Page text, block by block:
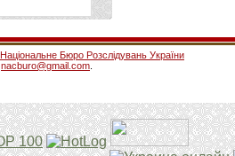
Національне Бюро Розслідувань України
nacburo@gmail.com